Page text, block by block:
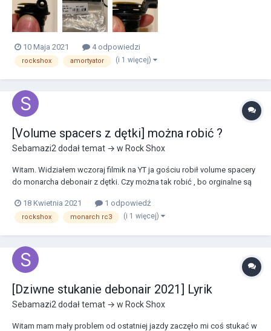
będzie przechodzić za wysoko (mam nadzieję, że z...
10 Maja 2021 4 odpowiedzi
rockshox amortyator (i 1 więcej)
[Volume spacers z dętki] można robić ?
Sebamazi2dodał temat → w Rock Shox
Witam. Widziałem wczoraj filmik na YT ja gościu robił volume spacery
do monarcha debonair z dętki. Czy można tak robić , bo orginalne są
dętki ?
18 Kwietnia 2021 1 odpowiedź
rockshox monarch rc3 (i 1 więcej)
[Dziwne stukanie debonair 2021] Lyrik
Sebamazi2 dodał temat → w Rock Shox
Witam mam mały problem od ostatniej jazdy zaczęło mi coś stukać w